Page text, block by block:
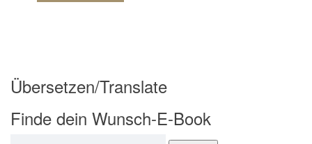
Übersetzen/Translate
Finde dein Wunsch-E-Book